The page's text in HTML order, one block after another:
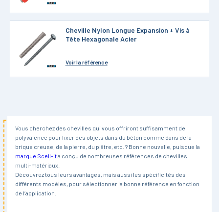
Cheville Nylon Longue Expansion + Vis à
Tête Hexagonale Acier
Voirla référence
Vous cherchez des chevilles qui vous offriront suffisamment de
polyvalence pour fixer des objets dans du béton comme dans de la
brique creuse, de la pierre, du plâtre, etc. ? Bonne nouvelle, puisque la
marque Scell-ita conçu de nombreuses références de chevilles
multi-matériaux.
Découvrez tous leurs avantages, mais aussi les spécificités des
différents modèles, pour sélectionner la bonne référence en fonction
de l’application.